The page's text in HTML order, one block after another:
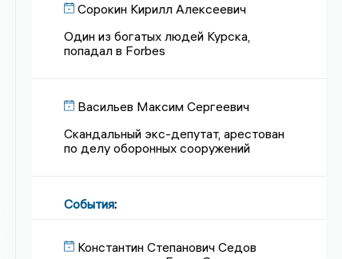
Сорокин Кирилл Алексеевич
Один из богатых людей Курска,
попадал в Forbes
Васильев Максим Сергеевич
Скандальный экс-депутат, арестован
по делу оборонных сооружений
События:
Константин Степанович Седов